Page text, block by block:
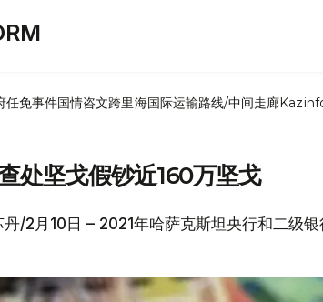
任免事件国情咨文跨里海国际运输路线/中间走廊
处坚戈假钞近160万坚戈
/2月10日 – 2021年哈萨克斯坦央行和二级